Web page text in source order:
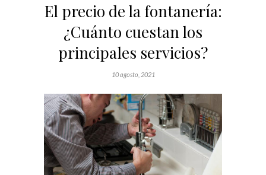
El precio de la fontanería:
¿Cuánto cuestan los
principales servicios?
10 agosto, 2021